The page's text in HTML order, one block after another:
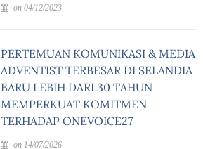
on 04/12/2023
PERTEMUAN KOMUNIKASI & MEDIA
ADVENTIST TERBESAR DI SELANDIA
BARU LEBIH DARI 30 TAHUN
MEMPERKUAT KOMITMEN
TERHADAP ONEVOICE27
on 14/07/2026